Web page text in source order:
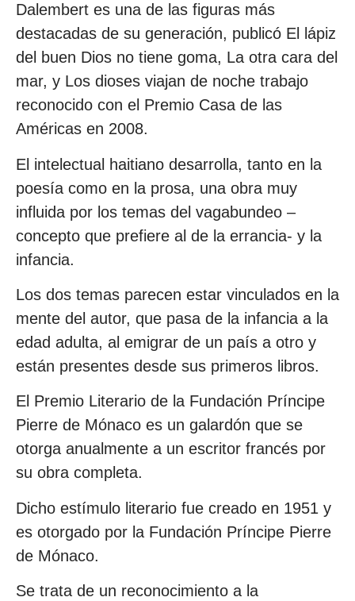
Dalembert es una de las figuras más
destacadas de su generación, publicó El lápiz
del buen Dios no tiene goma, La otra cara del
mar, y Los dioses viajan de noche trabajo
reconocido con el Premio Casa de las
Américas en 2008.
El intelectual haitiano desarrolla, tanto en la
poesía como en la prosa, una obra muy
influida por los temas del vagabundeo –
concepto que prefiere al de la errancia- y la
infancia.
Los dos temas parecen estar vinculados en la
mente del autor, que pasa de la infancia a la
edad adulta, al emigrar de un país a otro y
están presentes desde sus primeros libros.
El Premio Literario de la Fundación Príncipe
Pierre de Mónaco es un galardón que se
otorga anualmente a un escritor francés por
su obra completa.
Dicho estímulo literario fue creado en 1951 y
es otorgado por la Fundación Príncipe Pierre
de Mónaco.
Se trata de un reconocimiento a la